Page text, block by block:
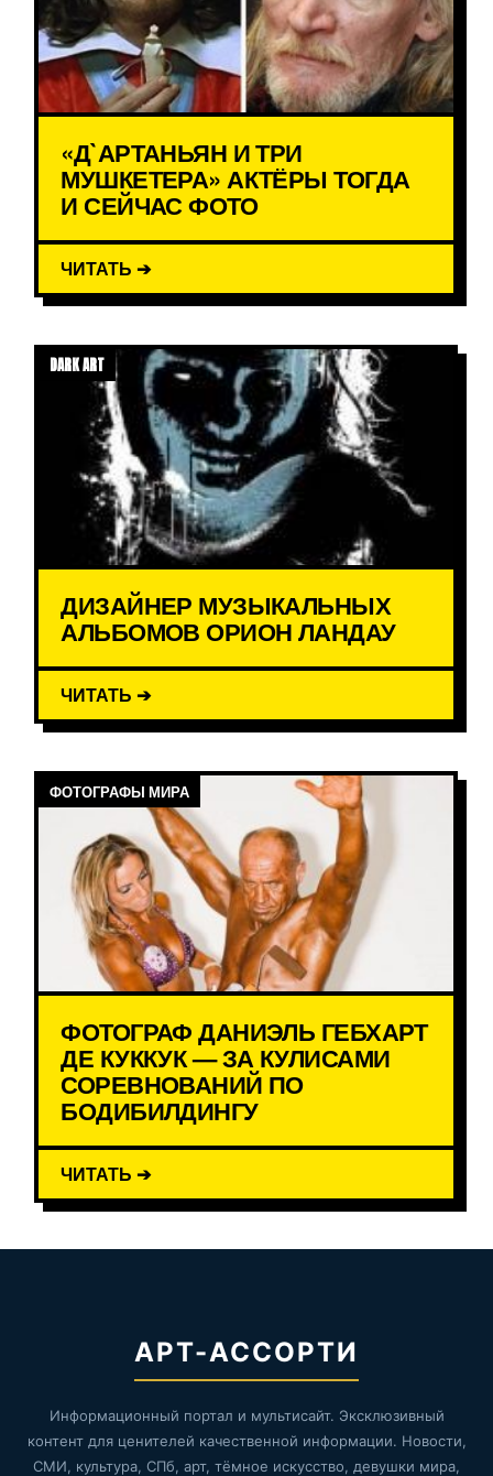
«Д`АРТАНЬЯН И ТРИ
МУШКЕТЕРА» АКТЁРЫ ТОГДА
И СЕЙЧАС ФОТО
ЧИТАТЬ ➔
DARK ART
ДИЗАЙНЕР МУЗЫКАЛЬНЫХ
АЛЬБОМОВ ОРИОН ЛАНДАУ
ЧИТАТЬ ➔
ФОТОГРАФЫ МИРА
ФОТОГРАФ ДАНИЭЛЬ ГЕБХАРТ
ДЕ КУККУК — ЗА КУЛИСАМИ
СОРЕВНОВАНИЙ ПО
БОДИБИЛДИНГУ
ЧИТАТЬ ➔
АРТ-АССОРТИ
Информационный портал и мультисайт. Эксклюзивный
контент для ценителей качественной информации. Новости,
СМИ, культура, СПб, арт, тёмное искусство, девушки мира,